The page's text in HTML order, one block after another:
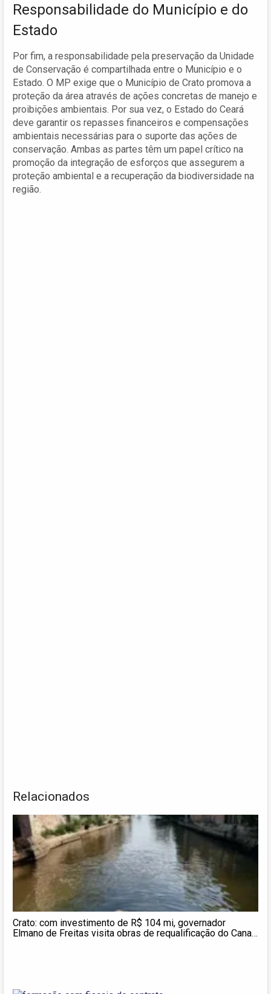
Responsabilidade do Município e do
Estado
Por fim, a responsabilidade pela preservação da Unidade
de Conservação é compartilhada entre o Município e o
Estado. O MP exige que o Município de Crato promova a
proteção da área através de ações concretas de manejo e
proibições ambientais. Por sua vez, o Estado do Ceará
deve garantir os repasses financeiros e compensações
ambientais necessárias para o suporte das ações de
conservação. Ambas as partes têm um papel crítico na
promoção da integração de esforços que assegurem a
proteção ambiental e a recuperação da biodiversidade na
região.
Relacionados
Crato: com investimento de R$ 104 mi, governador
Elmano de Freitas visita obras de requalificação do Canal